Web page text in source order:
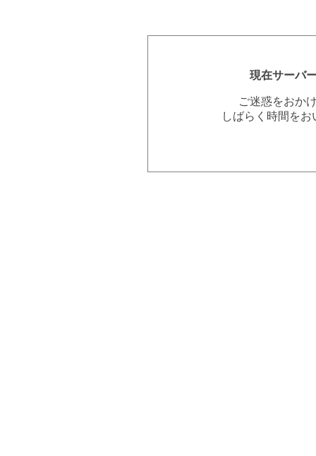
現在サーバ
ご迷惑をおか
しばらく時間を